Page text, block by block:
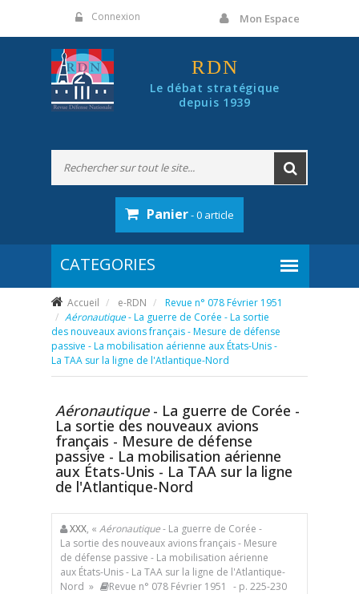
Connexion Mon Espace
RDN
Le débat stratégique
depuis 1939
Panier- 0 article
Accueil e-RDN
Revue n° 078 Février 1951
Aéronautique- La guerre de Corée - La sortie
des nouveaux avions français - Mesure de défense
passive - La mobilisation aérienne aux États-Unis -
La TAA sur la ligne de l'Atlantique-Nord
Aéronautique - La guerre de Corée -
La sortie des nouveaux avions
français - Mesure de défense
passive - La mobilisation aérienne
aux États-Unis - La TAA sur la ligne
de l'Atlantique-Nord
XXX, « Aéronautique- La guerre de Corée -
La sortie des nouveaux avions français - Mesure
de défense passive - La mobilisation aérienne
aux États-Unis - La TAA sur la ligne de l'Atlantique-
Nord »
Revue n° 078 Février 1951 - p. 225-230